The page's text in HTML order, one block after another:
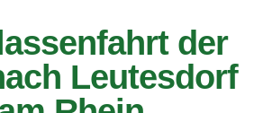
der
Leutesdorf